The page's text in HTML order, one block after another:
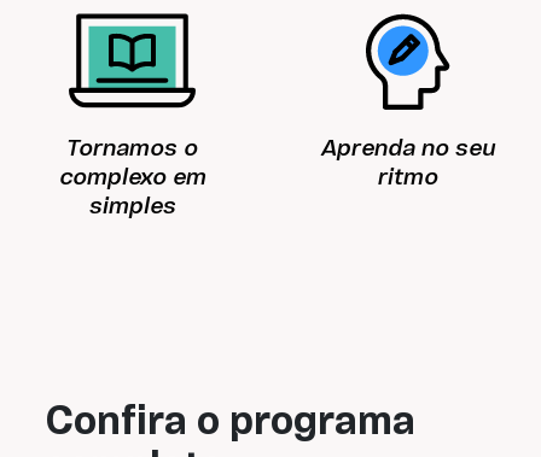
(São Paulo, Brasil), Bibliothèque
Nationale (Paris, França) e Museum
of Fine Arts (Houston, Estados
Unidos).
Tornamos o
complexo em
simples
Aprenda no seu
ritmo
Confira o programa